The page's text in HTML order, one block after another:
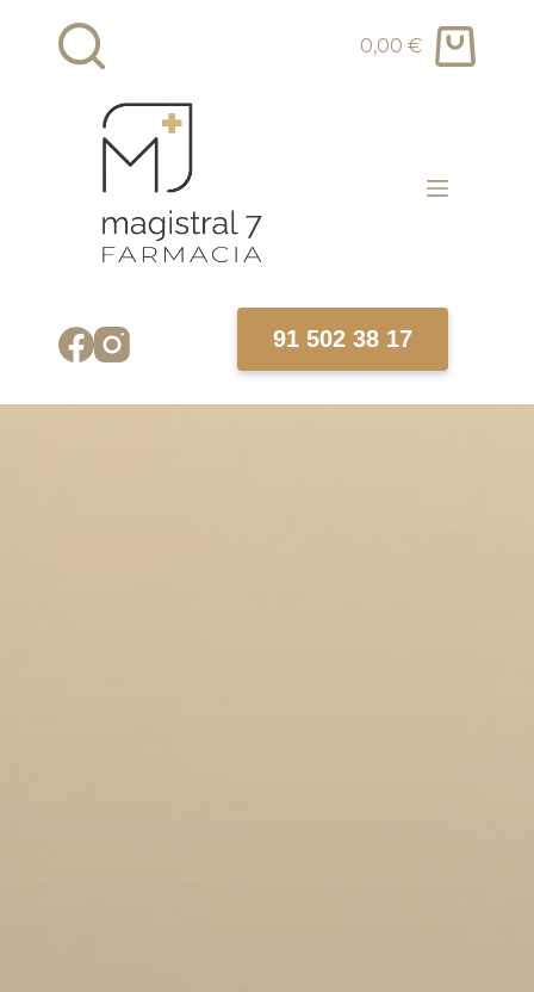
0,00 €
91 502 38 17